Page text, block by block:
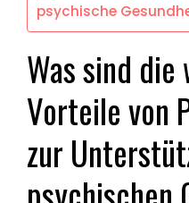
psychische
Was sind
Vorteile von
zur